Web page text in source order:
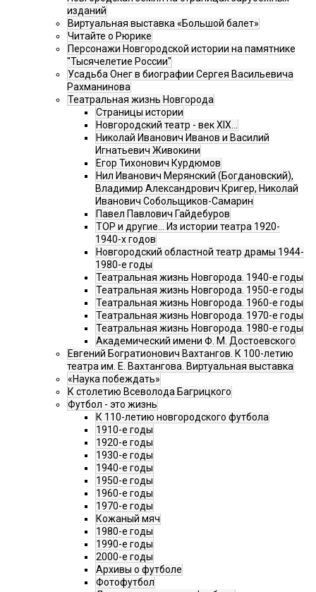
изданий
Виртуальная выставка «Большой балет»
Читайте о Рюрике
Персонажи Новгородской истории на памятнике
"Тысячелетие России"
Усадьба Онег в биографии Сергея Васильевича
Рахманинова
Театральная жизнь Новгорода
Страницы истории
Новгородский театр - век XIX…
Николай Иванович Иванов и Василий
Игнатьевич Живокини
Егор Тихонович Курдюмов
Нил Иванович Мерянский (Богдановский),
Владимир Александрович Кригер, Николай
Иванович Собольщиков-Самарин
Павел Павлович Гайдебуров
ТОР и другие… Из истории театра 1920-
1940-х годов
Новгородский областной театр драмы 1944-
1980-е годы
Театральная жизнь Новгорода. 1940-е годы
Театральная жизнь Новгорода. 1950-е годы
Театральная жизнь Новгорода. 1960-е годы
Театральная жизнь Новгорода. 1970-е годы
Театральная жизнь Новгорода. 1980-е годы
Академический имени Ф. М. Достоевского
Евгений Богратионович Вахтангов. К 100-летию
театра им. Е. Вахтангова. Виртуальная выставка
«Наука побеждать»
К столетию Всеволода Багрицкого
Футбол - это жизнь
К 110-летию новгородского футбола
1910-е годы
1920-е годы
1930-е годы
1940-е годы
1950-е годы
1960-е годы
1970-е годы
Кожаный мяч
1980-е годы
1990-е годы
2000-е годы
Архивы о футболе
Фотофутбол